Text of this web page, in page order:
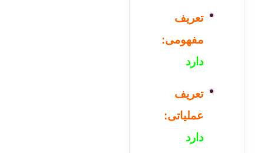
تعریف
مفهومی:
دارد
تعریف
عملیاتی:
دارد